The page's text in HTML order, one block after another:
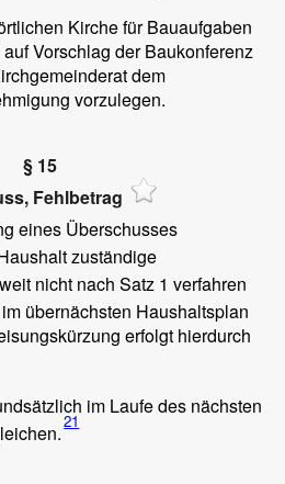
Kirche für Bauaufgaben
Vorschlag der Baukonferenz
dem
vorzulegen.
§ 15
Fehlbetrag
eines Überschusses
zuständige
nicht nach Satz 1 verfahren
übernächsten Haushaltsplan
erfolgt hierdurch
im Laufe des nächsten
21